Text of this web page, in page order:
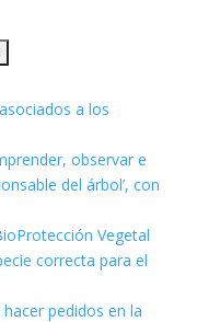
a los
observar e
del árbol’, con
Vegetal
correcta para el
pedidos en la